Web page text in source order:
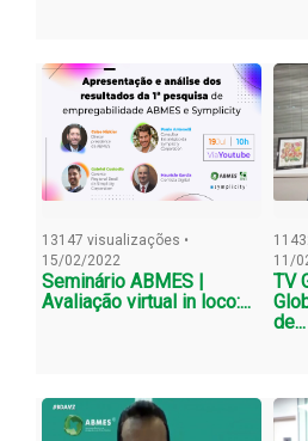
13147 visualizações •
15/02/2022
Seminário ABMES |
Avaliação virtual in loco:...
11/
TV
de...